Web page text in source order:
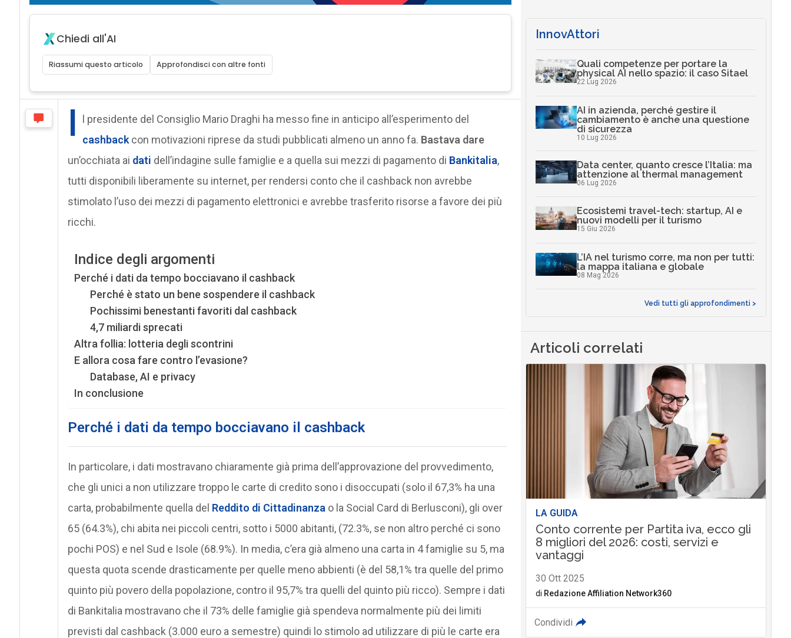
Chiedi all'AI
Riassumi questo articolo Approfondisci con altre fonti
I
l presidente del Consiglio Mario Draghi ha messo fine in anticipo all’esperimento del
cashbackcon motivazioni riprese da studi pubblicati almeno un anno fa. Bastava dare
un’occhiata ai dati dell’indagine sulle famiglie e a quella sui mezzi di pagamento di Bankitalia,
tutti disponibili liberamente su internet, per rendersi conto che il cashback non avrebbe
stimolato l’uso dei mezzi di pagamento elettronici e avrebbe trasferito risorse a favore dei più
ricchi.
Indice degli argomenti
Perché i dati da tempo bocciavano il cashback
Perché è stato un bene sospendere il cashback
Pochissimi benestanti favoriti dal cashback
4,7 miliardi sprecati
Altra follia: lotteria degli scontrini
E allora cosa fare contro l’evasione?
Database, AI e privacy
In conclusione
Perché i dati da tempo bocciavano il cashback
In particolare, i dati mostravano chiaramente già prima dell’approvazione del provvedimento,
che gli unici a non utilizzare troppo le carte di credito sono i disoccupati (solo il 67,3% ha una
carta, probabilmente quella del Reddito di Cittadinanza o la Social Card di Berlusconi), gli over
65 (64.3%), chi abita nei piccoli centri, sotto i 5000 abitanti, (72.3%, se non altro perché ci sono
pochi POS) e nel Sud e Isole (68.9%). In media, c’era già almeno una carta in 4 famiglie su 5, ma
questa quota scende drasticamente per quelle meno abbienti (è del 58,1% tra quelle del primo
quinto più povero della popolazione, contro il 95,7% tra quelli del quinto più ricco). Sempre i dati
di Bankitalia mostravano che il 73% delle famiglie già spendeva normalmente più dei limiti
previsti dal cashback (3.000 euro a semestre) quindi lo stimolo ad utilizzare di più le carte era
InnovAttori
Quali competenze per portare la
physical AI nello spazio: il caso Sitael
22 Lug 2026
AI in azienda, perché gestire il
cambiamento è anche una questione
di sicurezza
10 Lug 2026
Data center, quanto cresce l’Italia: ma
attenzione al thermal management
06 Lug 2026
Ecosistemi travel-tech: startup, AI e
nuovi modelli per il turismo
15 Giu 2026
L’IA nel turismo corre, ma non per tutti:
la mappa italiana e globale
08 Mag 2026
Vedi tutti gli approfondimenti >
Articoli correlati
LA GUIDA
Conto corrente per Partita iva, ecco gli
8 migliori del 2026: costi, servizi e
vantaggi
30 Ott 2025
di Redazione Affiliation Network360
Condividi